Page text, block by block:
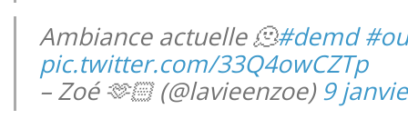
Ambiance actuelle 🫠#demd
pic.twitter.com/33Q4owCZTp
– Zoé 🫶🏻 (@lavieenzoe)9